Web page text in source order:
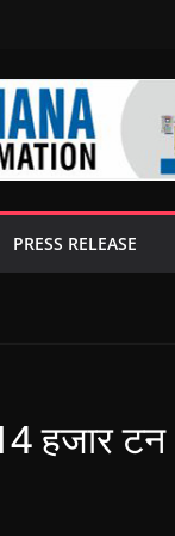
PRESS RELEASE
हजार टन